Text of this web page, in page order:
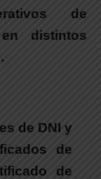
de
distintos
de DNI y
de
de